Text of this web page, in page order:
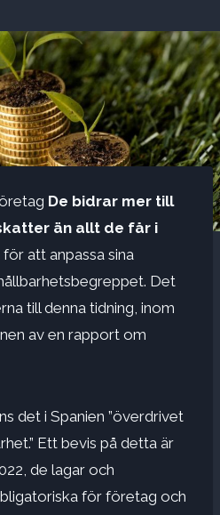
De bidrar mer till
än allt de får i
för att anpassa sina
Det
till denna tidning, inom
av en rapport om
det i Spanien ”överdrivet
Ett bevis på detta är
de lagar och
för företag och